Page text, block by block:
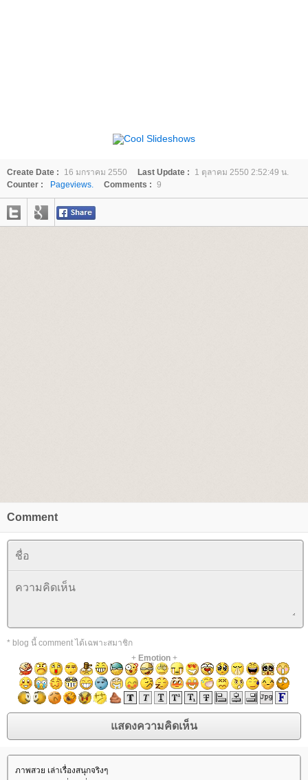
Cool Slideshows
Create Date : 16 มกราคม 2550 Last Update :
1 ตุลาคม 2550 2:52:49 น.
Counter :
Pageviews. Comments : 9
Comment
* blog นี้ comment ได้เฉพาะสมาชิก
+ Emotion+
ภาพสวย เล่าเรื่องสนุกจริงๆ